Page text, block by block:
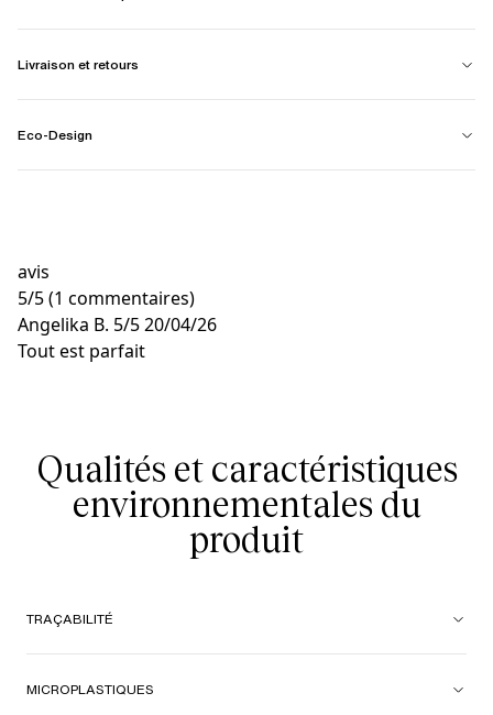
Livraison et retours
Eco-Design
avis
5/5(1 commentaires)
Angelika B. 5/520/04/26
Tout est parfait
Qualités et caractéristiques
environnementales du
produit
TRAÇABILITÉ
MICROPLASTIQUES